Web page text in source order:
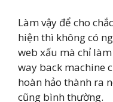
Làm vậy để cho
hiện thì không có
web xấu mà chỉ
way back machine
hoàn hảo thành ra
cũng bình thường.